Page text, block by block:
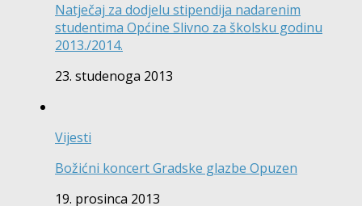
Natječaj za dodjelu stipendija nadarenim
studentima Općine Slivno za školsku godinu
2013./2014.
23. studenoga 2013
Vijesti
Božićni koncert Gradske glazbe Opuzen
19. prosinca 2013